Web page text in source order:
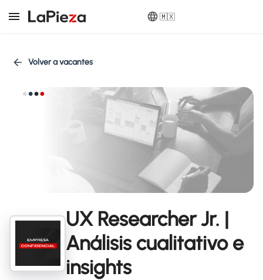
🇲🇽
Volver a vacantes
UX Researcher Jr. |
Análisis cualitativo e
insights